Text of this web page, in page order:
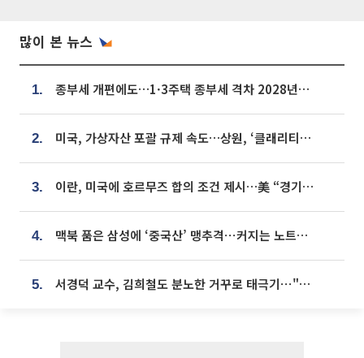
많이 본 뉴스
1. 종부세 개편에도…1·3주택 종부세 격차 2028년부터 확대
2. 미국, 가상자산 포괄 규제 속도…상원, ‘클래리티법’ 9월 절차투표 추진
3. 이란, 미국에 호르무즈 합의 조건 제시…美 “경기 아직 안 끝나” [종합]
4. 맥북 품은 삼성에 ‘중국산’ 맹추격⋯커지는 노트북 OLED 시장
5. 서경덕 교수, 김희철도 분노한 거꾸로 태극기⋯"엉터리는 아냐, 아쉬울 뿐"